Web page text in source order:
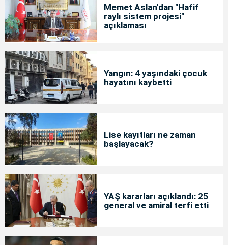
Memet Aslan'dan "Hafif
raylı sistem projesi"
açıklaması
Yangın: 4 yaşındaki çocuk
hayatını kaybetti
Lise kayıtları ne zaman
başlayacak?
YAŞ kararları açıklandı: 25
general ve amiral terfi etti